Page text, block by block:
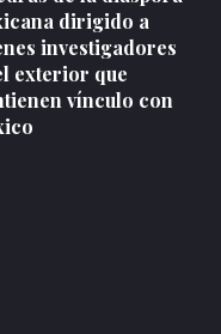
dirigido a
investigadores
exterior que
vínculo con